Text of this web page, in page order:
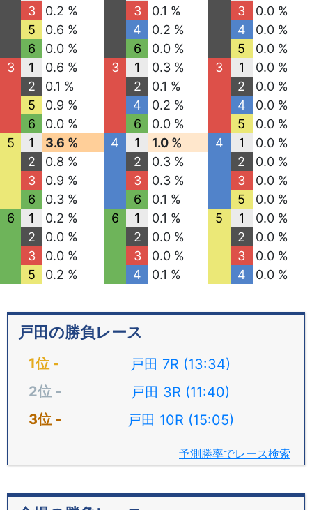
3
0.2 %
5
0.6 %
6
0.0 %
3
1
0.6 %
2
0.1 %
5
0.9 %
6
0.0 %
5
1
3.6 %
2
0.8 %
3
0.9 %
6
0.3 %
6
1
0.2 %
2
0.0 %
3
0.0 %
5
0.2 %
3
0.1 %
4
0.2 %
6
0.0 %
3
1
0.3 %
2
0.1 %
4
0.2 %
6
0.0 %
4
1
1.0 %
2
0.3 %
3
0.3 %
6
0.1 %
6
1
0.1 %
2
0.0 %
3
0.0 %
4
0.1 %
3
0.0 %
4
0.0 %
5
0.0 %
3
1
0.0 %
2
0.0 %
4
0.0 %
5
0.0 %
4
1
0.0 %
2
0.0 %
3
0.0 %
5
0.0 %
5
1
0.0 %
2
0.0 %
3
0.0 %
4
0.0 %
戸田の勝負レース
戸田 7R (13:34)
戸田 3R (11:40)
戸田 10R (15:05)
予測勝率でレース検索